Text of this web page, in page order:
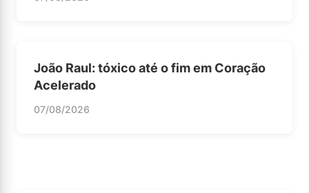
João Raul: tóxico até o fim em Coração
Acelerado
07/08/2026